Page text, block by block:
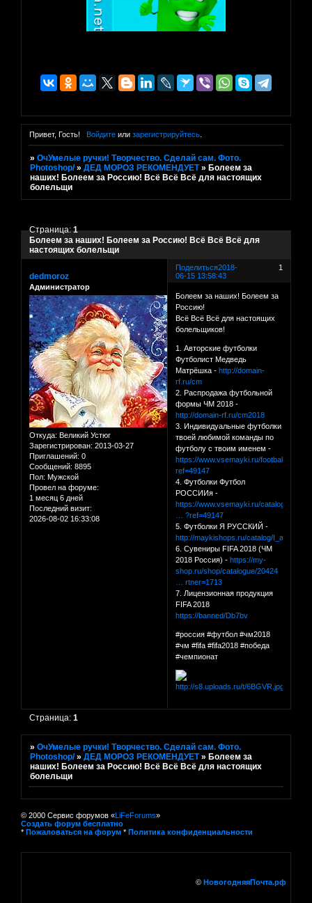
Привет, Гость! Войдитеили зарегистрируйтесь.
»ОчУмелые ручки! Творчество. Сделай сам. Фото.
Photoshop/ »ДЕД МОРОЗ РЕКОМЕНДУЕТ » Болеем за
наших! Болеем за Россию! Всё Всё Всё для настоящих
болельщи
Болеем за наших! Болеем за Россию! Всё Всё Всё для
настоящих болельщи
Страница:1
Поделиться 1
2018-
06-15 13:58:43
dedmoroz
Администратор
Откуда: Великий Устюг
Зарегистрирован: 2013-03-27
Приглашений: 0
Сообщений: 8895
Пол: Мужской
Провел на форуме:
1 месяц 6 дней
Последний визит:
2026-08-02 16:33:08
Болеем за наших! Болеем за
Россию!
Всё Всё Всё для настоящих
болельщиков!
1. Авторские футболки
Футболист Медведь
Матрёшка -http://domain-
rf.ru/cm
2. Распродажа футбольной
формы ЧМ 2018 -
http://domain-rf.ru/cm2018
3. Индивидуальные футболки
твоей любимой команды по
футболу с твоим именем -
https://www.vsemayki.ru/
ref=49147
4. Футболки Футбол
РОССИИя -
https://www.vsemayki.ru/catalog/futbol/
… ?ref=49147
5. Футболки Я РУССКИЙ -
http://maykishops.ru/catalog/
6. Сувениры FIFA 2018 (ЧМ
2018 Россия) -https://my-
shop.ru/shop/catalogue/20424
… rtner=1713
7. Лицензионная продукция
FIFA 2018
https://banned/Db7bv
#россия #футбол #чм2018
#чм #fifa #fifa2018 #победа
#чемпионат
Страница:1
»ОчУмелые ручки! Творчество. Сделай сам. Фото.
Photoshop/ »ДЕД МОРОЗ РЕКОМЕНДУЕТ »Болеем за
наших! Болеем за Россию! Всё Всё Всё для настоящих
болельщи
© 2000 Сервис форумов «LiFeForums»
Создать форум бесплатно
* Пожаловаться на форум * Политика конфиденциальности
© НовогодняяПочта.рф